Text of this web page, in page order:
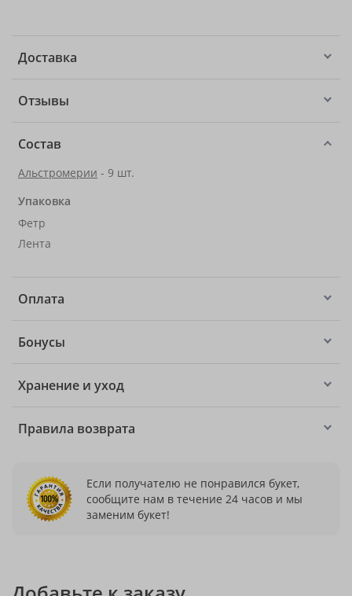
Доставка
Отзывы
Состав
Альстромерии - 9 шт.
Упаковка
Фетр
Лента
Оплата
Бонусы
Хранение и уход
Правила возврата
Если получателю не понравился букет,
сообщите нам в течение 24 часов и мы
заменим букет!